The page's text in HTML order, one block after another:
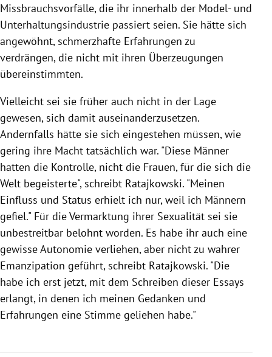
Missbrauchsvorfälle, die ihr innerhalb der Model- und
Unterhaltungsindustrie passiert seien. Sie hätte sich
angewöhnt, schmerzhafte Erfahrungen zu
verdrängen, die nicht mit ihren Überzeugungen
übereinstimmten.
Vielleicht sei sie früher auch nicht in der Lage
gewesen, sich damit auseinanderzusetzen.
Andernfalls hätte sie sich eingestehen müssen, wie
gering ihre Macht tatsächlich war. "Diese Männer
hatten die Kontrolle, nicht die Frauen, für die sich die
Welt begeisterte", schreibt Ratajkowski. "Meinen
Einfluss und Status erhielt ich nur, weil ich Männern
gefiel." Für die Vermarktung ihrer Sexualität sei sie
unbestreitbar belohnt worden. Es habe ihr auch eine
gewisse Autonomie verliehen, aber nicht zu wahrer
Emanzipation geführt, schreibt Ratajkowski. "Die
habe ich erst jetzt, mit dem Schreiben dieser Essays
erlangt, in denen ich meinen Gedanken und
Erfahrungen eine Stimme geliehen habe."